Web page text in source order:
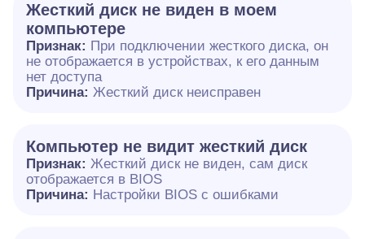
Жесткий диск не виден в моем
компьютере
Признак: При подключении жесткого диска, он
не отображается в устройствах, к его данным
нет доступа
Причина: Жесткий диск неисправен
Компьютер не видит жесткий диск
Признак: Жесткий диск не виден, сам диск
отображается в BIOS
Причина: Настройки BIOS с ошибками